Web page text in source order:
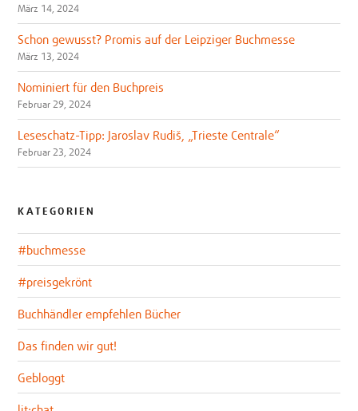
März 14, 2024
Schon gewusst? Promis auf der Leipziger Buchmesse
März 13, 2024
Nominiert für den Buchpreis
Februar 29, 2024
Leseschatz-Tipp: Jaroslav Rudiš, „Trieste Centrale“
Februar 23, 2024
KATEGORIEN
#buchmesse
#preisgekrönt
Buchhändler empfehlen Bücher
Das finden wir gut!
Gebloggt